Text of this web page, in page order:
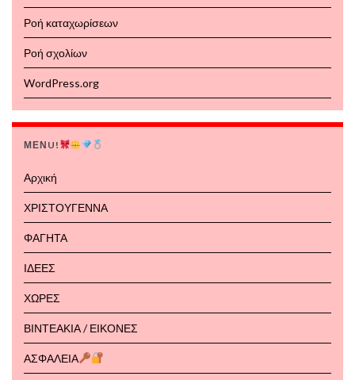
Ροή καταχωρίσεων
Ροή σχολίων
WordPress.org
ΜΕΝU!
Αρχική
ΧΡΙΣΤΟΥΓΕΝΝΑ
ΦΑΓΗΤΑ
ΙΔΕΕΣ
ΧΩΡΕΣ
ΒΙΝΤΕΑΚΙΑ / ΕΙΚΟΝΕΣ
ΑΣΦΑΛΕΙΑ